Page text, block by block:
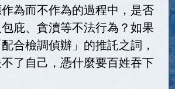
為而不作為的過程中，是否
庇、貪瀆等不法行為？如果
合檢調偵辦」的推託之詞，
了自己，憑什麼要百姓吞下